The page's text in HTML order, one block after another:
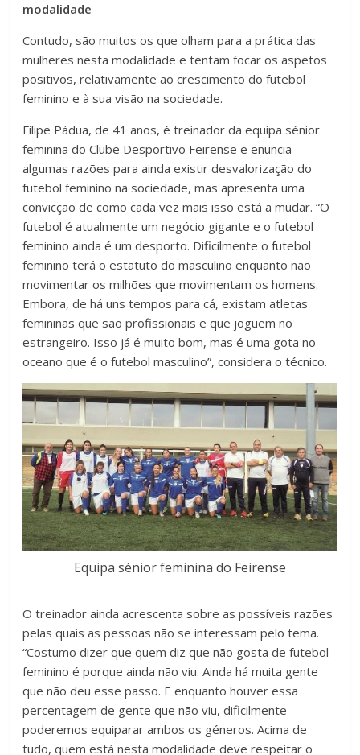
modalidade
Contudo, são muitos os que olham para a prática das
mulheres nesta modalidade e tentam focar os aspetos
positivos, relativamente ao crescimento do futebol
feminino e à sua visão na sociedade.
Filipe Pádua, de 41 anos, é treinador da equipa sénior
feminina do Clube Desportivo Feirense e enuncia
algumas razões para ainda existir desvalorização do
futebol feminino na sociedade, mas apresenta uma
convicção de como cada vez mais isso está a mudar. “O
futebol é atualmente um negócio gigante e o futebol
feminino ainda é um desporto. Dificilmente o futebol
feminino terá o estatuto do masculino enquanto não
movimentar os milhões que movimentam os homens.
Embora, de há uns tempos para cá, existam atletas
femininas que são profissionais e que joguem no
estrangeiro. Isso já é muito bom, mas é uma gota no
oceano que é o futebol masculino”, considera o técnico.
Equipa sénior feminina do Feirense
O treinador ainda acrescenta sobre as possíveis razões
pelas quais as pessoas não se interessam pelo tema.
“Costumo dizer que quem diz que não gosta de futebol
feminino é porque ainda não viu. Ainda há muita gente
que não deu esse passo. E enquanto houver essa
percentagem de gente que não viu, dificilmente
poderemos equiparar ambos os géneros. Acima de
tudo, quem está nesta modalidade deve respeitar o